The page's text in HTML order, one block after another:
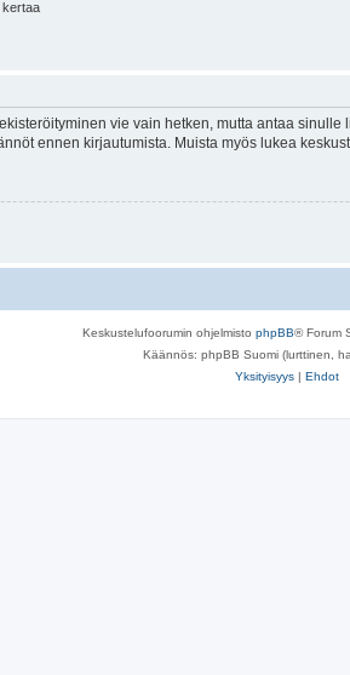
kertaa
vie vain hetken, mutta antaa
ennen kirjautumista. Muista myös lukea
Keskustelufoorumin ohjelmisto phpBB® Forum
Käännös: phpBB Suomi (lurttinen,
Yksityisyys | Ehdot